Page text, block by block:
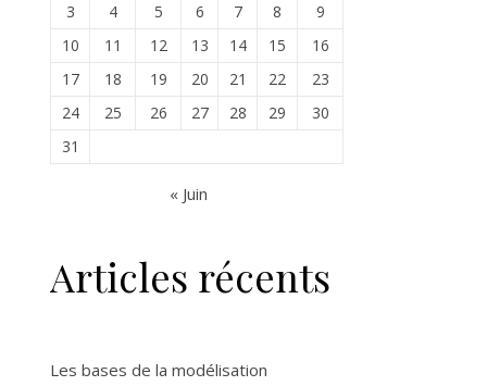
3
4 5 6 7 8
9
10
11 12 13 14 15
16
17
18 19 20 21 22
23
24
25 26 27 28 29
30
31
« Juin
Articles récents
Les bases de la modélisation